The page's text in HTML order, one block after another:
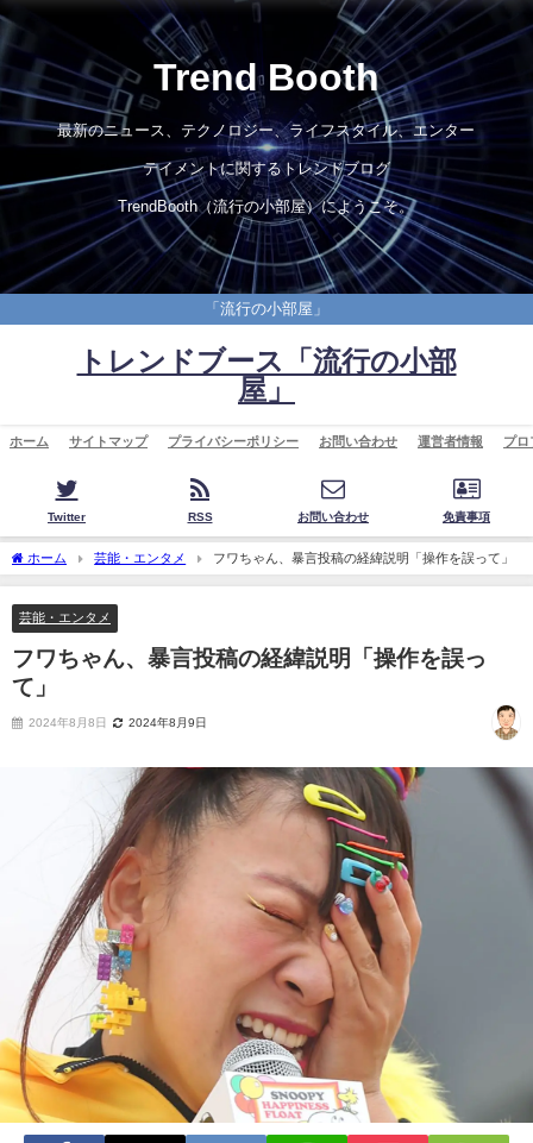
Trend Booth
最新のニュース、テクノロジー、ライフスタイル、エンター
テイメントに関するトレンドブログ
TrendBooth（流行の小部屋）にようこそ。
「流行の小部屋」
トレンドブース「流行の小部
屋」
ホーム サイトマップ プライバシーポリシー お問い合わせ 運営者情報 プロ
Twitter RSS お問い合わせ 免責事項
ホーム 芸能・エンタメ フワちゃん、暴言投稿の経緯説明「操作を誤って」
芸能・エンタメ
フワちゃん、暴言投稿の経緯説明「操作を誤っ
て」
2024年8月8日 2024年8月9日